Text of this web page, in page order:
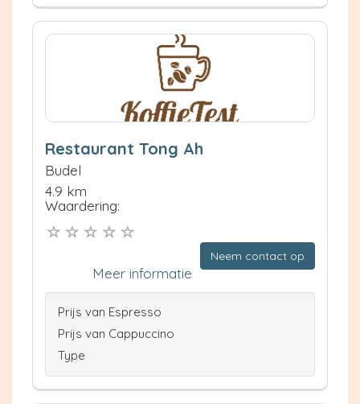
Restaurant Tong Ah
Budel
4.9 km
Waardering:
Neem contact op
Meer informatie
Prijs van Espresso
Prijs van Cappuccino
Type